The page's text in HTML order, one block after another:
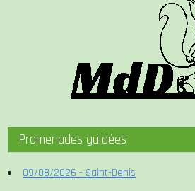
Promenades guidées
09/08/2026 - Saint-Denis